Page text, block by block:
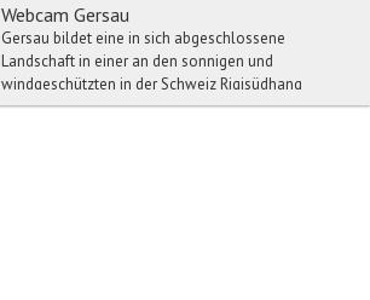
Webcam Gersau
Gersau bildet eine in sich abgeschlossene
Landschaft in einer an den sonnigen und
windgeschützten in der Schweiz Rigisüdhang
eingebetteten Mulde. D...